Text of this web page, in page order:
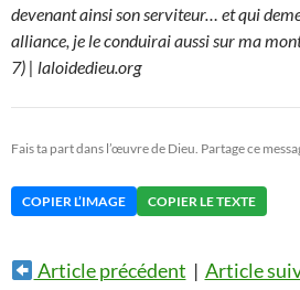
devenant ainsi son serviteur… et qui
alliance, je le conduirai aussi sur ma
7) | laloidedieu.org
Fais ta part dans l’œuvre de Dieu. Partage ce
COPIER L’IMAGE COPIER LE TEXTE
Article précédent | Article